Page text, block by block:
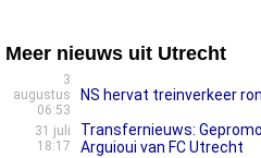
Meer nieuws uit Utrecht
3
augustus
06:53
NS hervat treinverkeer
31 juli
18:17
Transfernieuws:
Arguioui van FC Utrecht